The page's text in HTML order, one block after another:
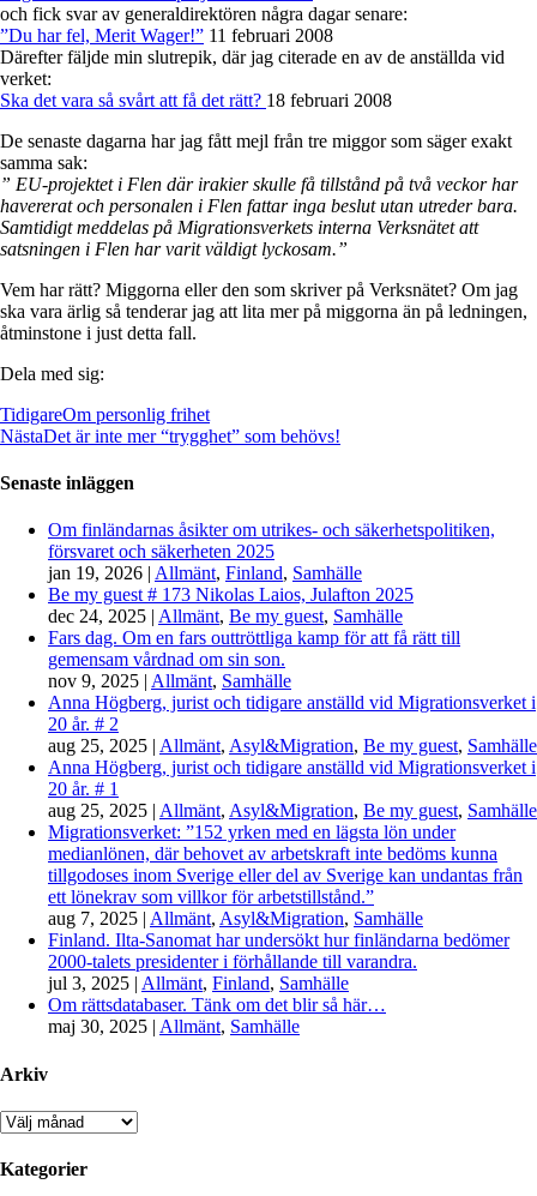
och fick svar av generaldirektören några dagar senare:
”Du har fel, Merit Wager!” 11 februari 2008
Därefter fäljde min slutrepik, där jag citerade en av de anställda vid
verket:
Ska det vara så svårt att få det rätt? 18 februari 2008
De senaste dagarna har jag fått mejl från tre miggor som säger exakt
samma sak:
” EU-projektet i Flen där irakier skulle få tillstånd på två veckor har
havererat och personalen i Flen fattar inga beslut utan utreder bara.
Samtidigt meddelas på Migrationsverkets interna Verksnätet att
satsningen i Flen har varit väldigt lyckosam.”
Vem har rätt? Miggorna eller den som skriver på Verksnätet? Om jag
ska vara ärlig så tenderar jag att lita mer på miggorna än på ledningen,
åtminstone i just detta fall.
Dela med sig:
TidigareOm personlig frihet
NästaDet är inte mer “trygghet” som behövs!
Senaste inläggen
Om finländarnas åsikter om utrikes- och säkerhetspolitiken,
försvaret och säkerheten 2025
jan 19, 2026 | Allmänt, Finland, Samhälle
Be my guest # 173 Nikolas Laios, Julafton 2025
dec 24, 2025 | Allmänt, Be my guest, Samhälle
Fars dag. Om en fars outtröttliga kamp för att få rätt till
gemensam vårdnad om sin son.
nov 9, 2025 | Allmänt, Samhälle
Anna Högberg, jurist och tidigare anställd vid Migrationsverket i
20 år. # 2
aug 25, 2025 | Allmänt, Asyl&Migration, Be my guest, Samhälle
Anna Högberg, jurist och tidigare anställd vid Migrationsverket i
20 år. # 1
aug 25, 2025 | Allmänt, Asyl&Migration, Be my guest, Samhälle
Migrationsverket: ”152 yrken med en lägsta lön under
medianlönen, där behovet av arbetskraft inte bedöms kunna
tillgodoses inom Sverige eller del av Sverige kan undantas från
ett lönekrav som villkor för arbetstillstånd.”
aug 7, 2025 | Allmänt, Asyl&Migration, Samhälle
Finland. Ilta-Sanomat har undersökt hur finländarna bedömer
2000-talets presidenter i förhållande till varandra.
jul 3, 2025 | Allmänt, Finland, Samhälle
Om rättsdatabaser. Tänk om det blir så här…
maj 30, 2025 | Allmänt, Samhälle
Arkiv
Arkiv
Kategorier